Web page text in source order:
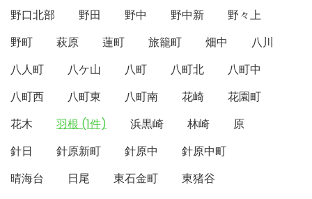
野口北部
野田 野中 野中新
野々上
野町
萩原 蓮町 旅籠町 畑中
八川
八人町
八ケ山 八町 八町北
八町中
八町西
八町東 八町南 花崎
花園町
花木
羽根 (1件) 浜黒崎 林崎
原
針日
針原新町 針原中
針原中町
晴海台
日尾 東石金町
東猪谷